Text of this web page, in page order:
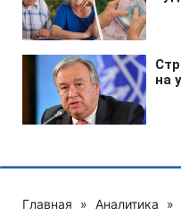
Главная » Аналитика »